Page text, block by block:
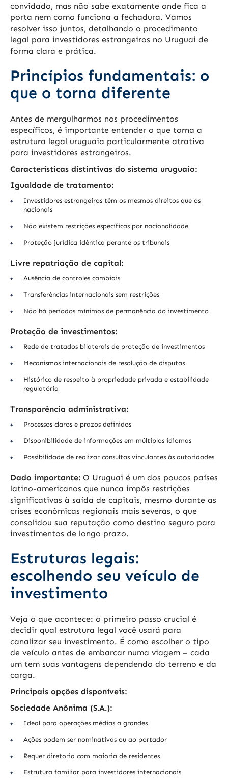
convidado, mas não sabe exatamente onde fica a
porta nem como funciona a fechadura. Vamos
resolver isso juntos, detalhando o procedimento
legal para investidores estrangeiros no Uruguai de
forma clara e prática.
Princípios fundamentais: o
que o torna diferente
Antes de mergulharmos nos procedimentos
específicos, é importante entender o que torna a
estrutura legal uruguaia particularmente atrativa
para investidores estrangeiros.
Características distintivas do sistema uruguaio:
Igualdade de tratamento:
Investidores estrangeiros têm os mesmos direitos que os
nacionais
Não existem restrições específicas por nacionalidade
Proteção jurídica idêntica perante os tribunais
Livre repatriação de capital:
Ausência de controles cambiais
Transferências internacionais sem restrições
Não há períodos mínimos de permanência do investimento
Proteção de investimentos:
Rede de tratados bilaterais de proteção de investimentos
Mecanismos internacionais de resolução de disputas
Histórico de respeito à propriedade privada e estabilidade
regulatória
Transparência administrativa:
Processos claros e prazos definidos
Disponibilidade de informações em múltiplos idiomas
Possibilidade de realizar consultas vinculantes às autoridades
Dado importante: O Uruguai é um dos poucos países
latino-americanos que nunca impôs restrições
significativas à saída de capitais, mesmo durante as
crises econômicas regionais mais severas, o que
consolidou sua reputação como destino seguro para
investimentos de longo prazo.
Estruturas legais:
escolhendo seu veículo de
investimento
Veja o que acontece: o primeiro passo crucial é
decidir qual estrutura legal você usará para
canalizar seu investimento. É como escolher o tipo
de veículo antes de embarcar numa viagem – cada
um tem suas vantagens dependendo do terreno e da
carga.
Principais opções disponíveis:
Sociedade Anônima (S.A.):
Ideal para operações médias a grandes
Ações podem ser nominativas ou ao portador
Requer diretoria com maioria de residentes
Estrutura familiar para investidores internacionais